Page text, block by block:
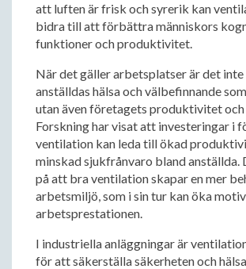
att luften är frisk och syrerik kan
bidra till att förbättra människors
funktioner och produktivitet.
När det gäller arbetsplatser är det
anställdas hälsa och välbefinnande
utan även företagets produktivitet och
Forskning har visat att investeringar i
ventilation kan leda till ökad
minskad sjukfrånvaro bland anställda.
på att bra ventilation skapar en mer
arbetsmiljö, som i sin tur kan öka
arbetsprestationen.
I industriella anläggningar är
för att säkerställa säkerheten och